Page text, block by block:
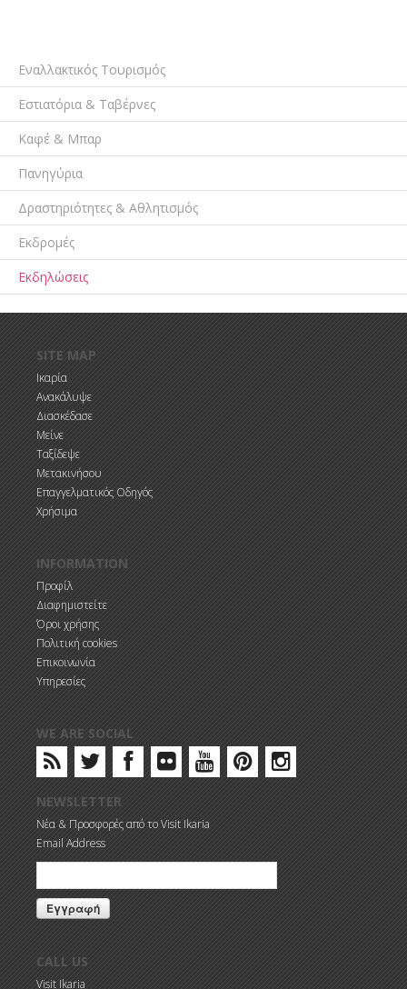
Εναλλακτικός Τουρισμός
Εστιατόρια & Ταβέρνες
Καφέ & Μπαρ
Πανηγύρια
Δραστηριότητες & Αθλητισμός
Εκδρομές
Εκδηλώσεις
SITE MAP
Ικαρία
Ανακάλυψε
Διασκέδασε
Μείνε
Ταξίδεψε
Μετακινήσου
Επαγγελματικός Οδηγός
Χρήσιμα
INFORMATION
Προφίλ
Διαφημιστείτε
Όροι χρήσης
Πολιτική cookies
Επικοινωνία
Υπηρεσίες
WE ARE SOCIAL
NEWSLETTER
Νέα & Προσφορές από το Visit Ikaria
Email Address
CALL US
Visit Ikaria